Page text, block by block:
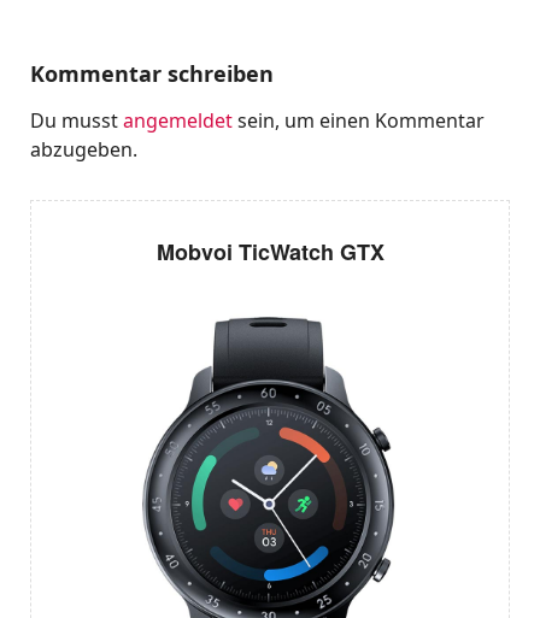
Kommentar schreiben
Du musstangemeldetsein, um einen Kommentar
abzugeben.
Mobvoi TicWatch GTX